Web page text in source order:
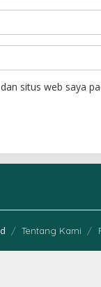
situs web saya
Tentang Kami